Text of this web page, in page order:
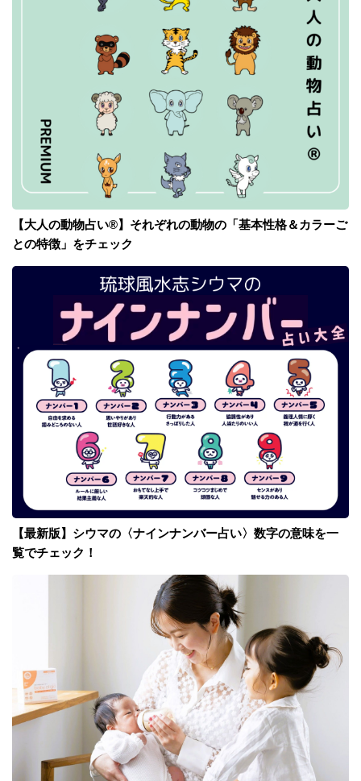
【大人の動物占い®】それぞれの動物の「基本性格＆カラーご
との特徴」をチェック
【最新版】シウマの〈ナインナンバー占い〉数字の意味を一
覧でチェック！